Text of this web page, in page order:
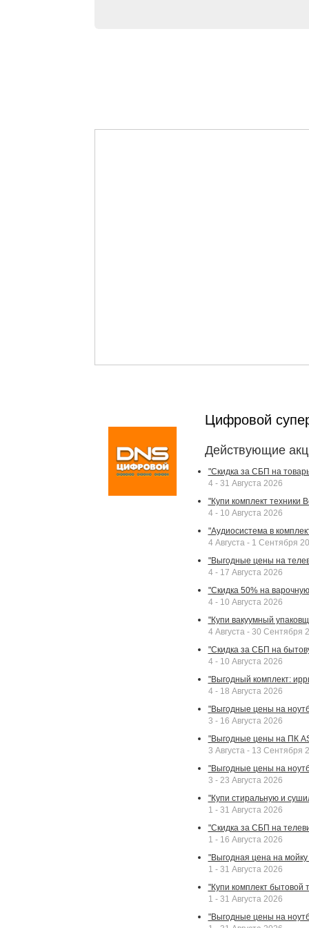
Цифровой
Действующие
"Скидка за СБП на
4 - 31 Августа 2026
"Купи комплект техники
4 - 10 Августа 2026
"Аудиосистема в
4 Августа - 1 Сентября
"Выгодные цены на
4 - 17 Августа 2026
"Скидка 50% на
4 - 10 Августа 2026
"Купи вакуумный
4 Августа - 30 Сентября
"Скидка за СБП на
4 - 10 Августа 2026
"Выгодный комплект:
4 - 18 Августа 2026
"Выгодные цены на
3 - 16 Августа 2026
"Выгодные цены на ПК
3 Августа - 13 Сентября
"Выгодные цены на
3 - 23 Августа 2026
"Купи стиральную и
1 - 31 Августа 2026
"Скидка за СБП на
1 - 16 Августа 2026
"Выгодная цена на
1 - 31 Августа 2026
"Купи комплект бытовой
1 - 31 Августа 2026
"Выгодные цены на